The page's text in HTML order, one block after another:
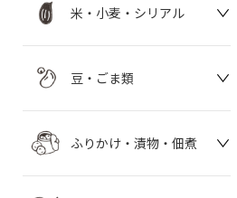
米・小麦・シリアル
豆・ごま類
ふりかけ・漬物・佃煮